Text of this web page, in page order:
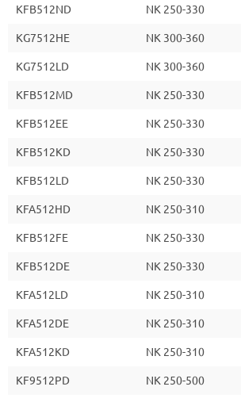
KFB512ND NK 250-330
KG7512HE NK 300-360
KG7512LD NK 300-360
KFB512MD NK 250-330
KFB512EE NK 250-330
KFB512KD NK 250-330
KFB512LD NK 250-330
KFA512HD NK 250-310
KFB512FE NK 250-330
KFB512DE NK 250-330
KFA512LD NK 250-310
KFA512DE NK 250-310
KFA512KD NK 250-310
KF9512PD NK 250-500